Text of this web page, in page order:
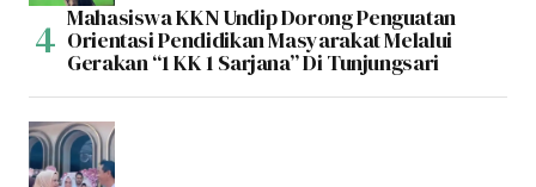
Mahasiswa KKN Undip Dorong Penguatan
Orientasi Pendidikan Masyarakat Melalui
Gerakan “1 KK 1 Sarjana” Di Tunjungsari